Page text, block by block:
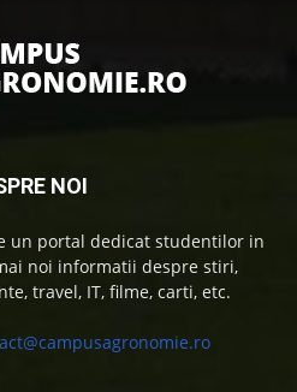
NOI
un portal dedicat studentilor in
noi informatii despre stiri,
travel, IT, filme, carti, etc.